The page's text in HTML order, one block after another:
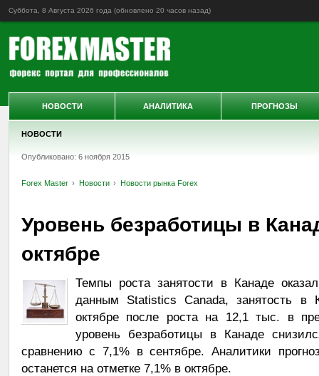
Суббота, 8 Августа 2026 года (обновлено 20 часов назад)
НОВОСТИ
Опубликовано: 6 ноября 2015
Forex Master Новости Новости рынка Forex
Уровень безработицы в
октябре
Темпы роста занятости в Канаде
данным Statistics Canada, занятость
октябре после роста на 12,1 тыс. в
уровень безработицы в Канаде
сравнению с 7,1% в сентябре. Аналитики
останется на отметке 7,1% в октябре.
НОВОСТИ АНАЛИТИКА ПРОГНОЗЫ